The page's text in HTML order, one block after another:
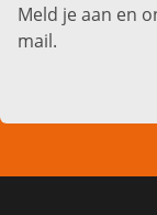
Meld je aan en
mail.